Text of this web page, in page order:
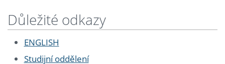
Důležité odkazy
ENGLISH
Studijní oddělení